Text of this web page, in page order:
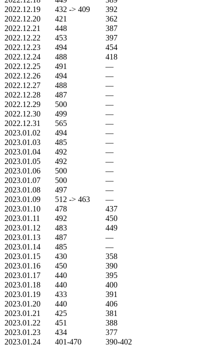
2022.12.19
432 -> 409
392
2022.12.20
421
362
2022.12.21
448
387
2022.12.22
453
397
2022.12.23
494
454
2022.12.24
488
418
2022.12.25
491
—
2022.12.26
494
—
2022.12.27
488
—
2022.12.28
487
—
2022.12.29
500
—
2022.12.30
499
—
2022.12.31
565
—
2023.01.02
494
—
2023.01.03
485
—
2023.01.04
492
—
2023.01.05
492
—
2023.01.06
500
—
2023.01.07
500
—
2023.01.08
497
—
2023.01.09
512 -> 463
—
2023.01.10
478
437
2023.01.11
492
450
2023.01.12
483
449
2023.01.13
487
—
2023.01.14
485
—
2023.01.15
430
358
2023.01.16
450
390
2023.01.17
440
395
2023.01.18
440
400
2023.01.19
433
391
2023.01.20
440
406
2023.01.21
425
381
2023.01.22
451
388
2023.01.23
434
377
2023.01.24
401-470 390-402